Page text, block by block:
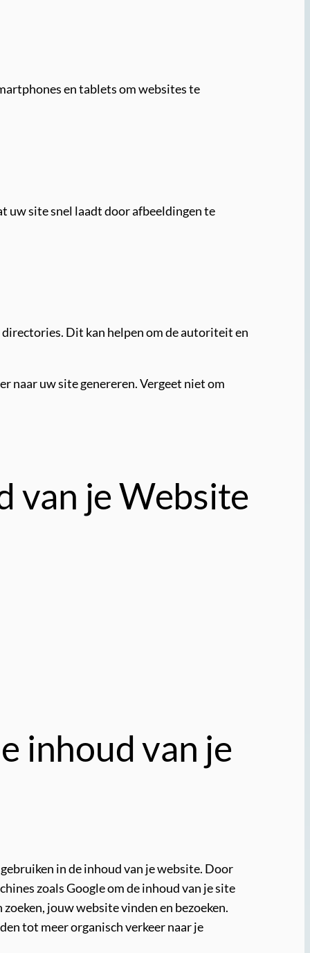
en tablets om websites te
uw site snel laadt door afbeeldingen te
Dit kan helpen om de autoriteit en
naar uw site genereren. Vergeet niet om
van je Website
inhoud van je
in de inhoud van je website. Door
zoals Google om de inhoud van je site
jouw website vinden en bezoeken.
tot meer organisch verkeer naar je